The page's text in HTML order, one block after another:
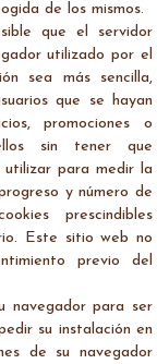
de los mismos.
que el servidor
utilizado por el
sea más sencilla,
que se hayan
promociones o
sin tener que
utilizar para medir la
y número de
prescindibles
Este sitio web no
previo del
navegador para ser
su instalación en
de su navegador